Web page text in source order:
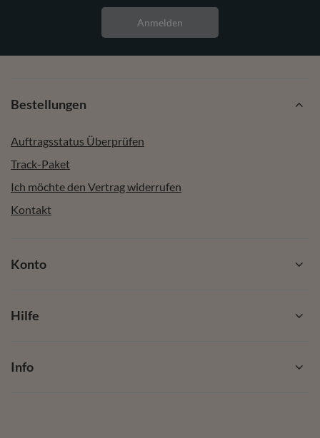
Anmelden
Bestellungen
Auftragsstatus Überprüfen
Track-Paket
Ich möchte den Vertrag widerrufen
Kontakt
Konto
Hilfe
Info